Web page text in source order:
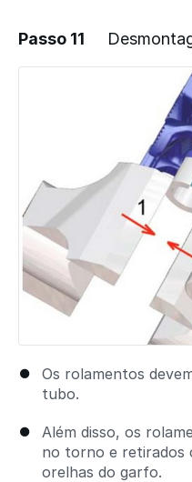
Adicionar
Passo 11
Os rolamentos
tubo.
Além disso, os
no torno e retirados
orelhas do garfo.